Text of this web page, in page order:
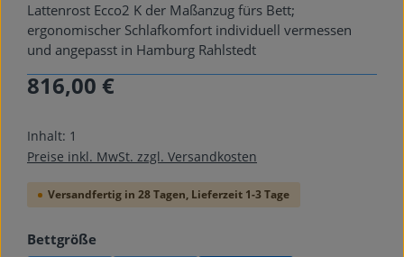
Lattenrost Ecco2 K der Maßanzug fürs Bett;
ergonomischer Schlafkomfort individuell vermessen
und angepasst in Hamburg Rahlstedt
Regulärer Preis:
816,00 €
Inhalt: 1
Preise inkl. MwSt. zzgl. Versandkosten
Versandfertig in 28 Tagen, Lieferzeit 1-3 Tage
Bettgröße